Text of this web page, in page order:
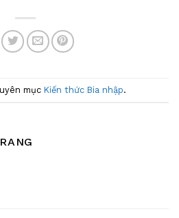
mục Kiến thức Bia nhập.